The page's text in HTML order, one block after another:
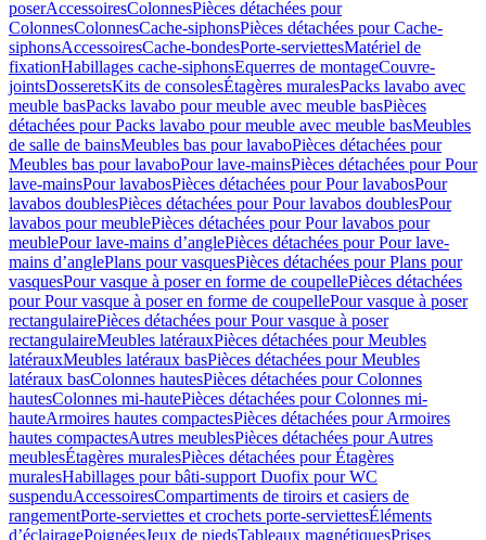
poserAccessoiresColonnesPièces détachées pour
ColonnesColonnesCache-siphonsPièces détachées pour Cache-
siphonsAccessoiresCache-bondesPorte-serviettesMatériel de
fixationHabillages cache-siphonsEquerres de montageCouvre-
jointsDosseretsKits de consolesÉtagères muralesPacks lavabo avec
meuble basPacks lavabo pour meuble avec meuble basPièces
détachées pour Packs lavabo pour meuble avec meuble basMeubles
de salle de bainsMeubles bas pour lavaboPièces détachées pour
Meubles bas pour lavaboPour lave-mainsPièces détachées pour Pour
lave-mainsPour lavabosPièces détachées pour Pour lavabosPour
lavabos doublesPièces détachées pour Pour lavabos doublesPour
lavabos pour meublePièces détachées pour Pour lavabos pour
meublePour lave-mains d’anglePièces détachées pour Pour lave-
mains d’anglePlans pour vasquesPièces détachées pour Plans pour
vasquesPour vasque à poser en forme de coupellePièces détachées
pour Pour vasque à poser en forme de coupellePour vasque à poser
rectangulairePièces détachées pour Pour vasque à poser
rectangulaireMeubles latérauxPièces détachées pour Meubles
latérauxMeubles latéraux basPièces détachées pour Meubles
latéraux basColonnes hautesPièces détachées pour Colonnes
hautesColonnes mi-hautePièces détachées pour Colonnes mi-
hauteArmoires hautes compactesPièces détachées pour Armoires
hautes compactesAutres meublesPièces détachées pour Autres
meublesÉtagères muralesPièces détachées pour Étagères
muralesHabillages pour bâti-support Duofix pour WC
suspenduAccessoiresCompartiments de tiroirs et casiers de
rangementPorte-serviettes et crochets porte-serviettesÉléments
d’éclairagePoignéesJeux de piedsTableaux magnétiquesPrises